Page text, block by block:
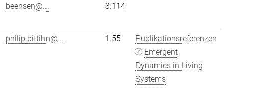
beensen@... 3.114
philip.bittihn@... 1.55
Publikationsreferenzen
Emergent
Dynamics in Living
Systems